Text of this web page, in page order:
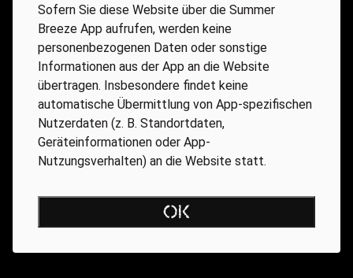
Miracle Of Sound
Sofern Sie diese Website über die Summer
Breeze App aufrufen, werden keine
personenbezogenen Daten oder sonstige
Informationen aus der App an die Website
übertragen. Insbesondere findet keine
automatische Übermittlung von App-spezifischen
Nutzerdaten (z. B. Standortdaten,
Geräteinformationen oder App-
Nutzungsverhalten) an die Website statt.
OK